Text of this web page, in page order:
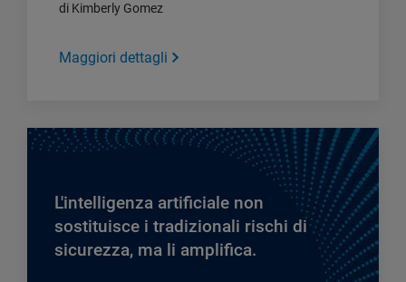
di Kimberly Gomez
Maggiori dettagli
L'intelligenza artificiale non
sostituisce i tradizionali rischi di
sicurezza, ma li amplifica.